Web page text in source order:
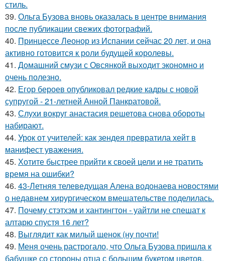
стиль.
39. Ольга Бузова вновь оказалась в центре внимания
после публикации свежих фотографий.
40. Принцессе Леонор из Испании сейчас 20 лет, и она
активно готовится к роли будущей королевы.
41. Домашний смузи с Овсянкой выходит экономно и
очень полезно.
42. Егор бероев опубликовал редкие кадры с новой
супругой - 21-летней Анной Панкратовой.
43. Слухи вокруг анастасия решетова снова обороты
набирают.
44. Урок от учителей: как зендея превратила хейт в
манифест уважения.
45. Хотите быстрее прийти к своей цели и не тратить
время на ошибки?
46. 43-Летняя телеведущая Алена водонаева новостями
о недавнем хирургическом вмешательстве поделилась.
47. Почему стэтхэм и хантингтон - уайтли не спешат к
алтарю спустя 16 лет?
48. Выглядит как милый щенок (ну почти!
49. Меня очень растрогало, что Ольга Бузова пришла к
бабушке со стороны отца с большим букетом цветов.